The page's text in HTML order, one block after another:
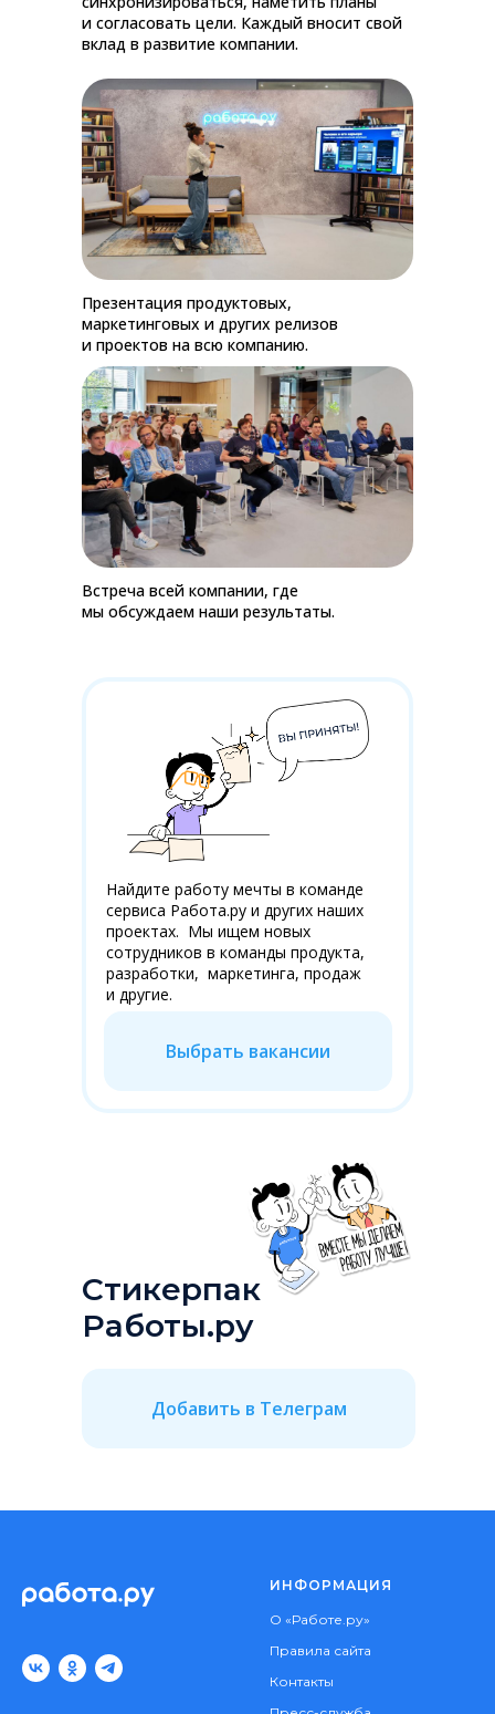
и согласовать цели. Каждый вносит свой
вклад в развитие компании.
Презентация продуктовых,
маркетинговых и других релизов
и проектов на всю компанию.
Встреча всей компании, где
мы обсуждаем наши результаты.
Найдите работу мечты в команде
сервиса Работа.ру и других наших
проектах. Мы ищем новых
сотрудников в команды продукта,
разработки, маркетинга, продаж
и другие.
Выбрать вакансии
Добавить в Телеграм
Стикерпак
Работы.ру
ИНФОРМАЦИЯ
О «Работе.ру»
Правила сайта
Контакты